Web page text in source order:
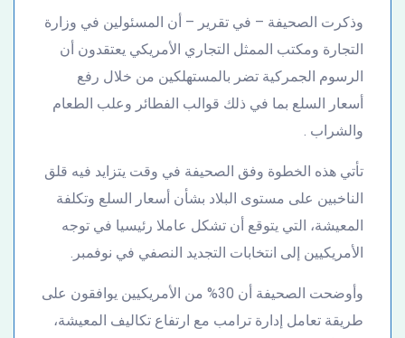
وذكرت الصحيفة – في تقرير – أن المسئولين في وزارة
التجارة ومكتب الممثل التجاري الأمريكي يعتقدون أن
الرسوم الجمركية تضر بالمستهلكين من خلال رفع
أسعار السلع بما في ذلك قوالب الفطائر وعلب الطعام
والشراب .
تأتي هذه الخطوة وفق الصحيفة في وقت يتزايد فيه قلق
الناخبين على مستوى البلاد بشأن أسعار السلع وتكلفة
المعيشة، التي يتوقع أن تشكل عاملا رئيسيا في توجه
الأمريكيين إلى انتخابات التجديد النصفي في نوفمبر.
وأوضحت الصحيفة أن 30% من الأمريكيين يوافقون على
طريقة تعامل إدارة ترامب مع ارتفاع تكاليف المعيشة،